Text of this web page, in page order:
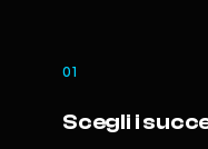
01
Scegli i